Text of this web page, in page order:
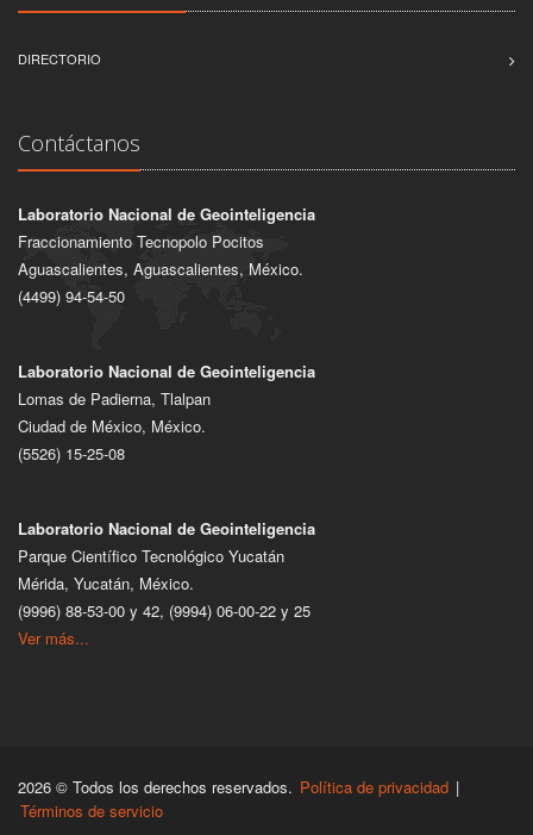
DIRECTORIO
Contáctanos
Laboratorio Nacional de Geointeligencia
Fraccionamiento Tecnopolo Pocitos
Aguascalientes, Aguascalientes, México.
(4499) 94-54-50
Laboratorio Nacional de Geointeligencia
Lomas de Padierna, Tlalpan
Ciudad de México, México.
(5526) 15-25-08
Laboratorio Nacional de Geointeligencia
Parque Científico Tecnológico Yucatán
Mérida, Yucatán, México.
(9996) 88-53-00 y 42, (9994) 06-00-22 y 25
Ver más...
2026 © Todos los derechos reservados. Política de privacidad |
Términos de servicio